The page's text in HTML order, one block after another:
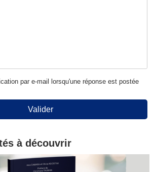
par e-mail lorsqu'une réponse est postée
Valider
à découvrir